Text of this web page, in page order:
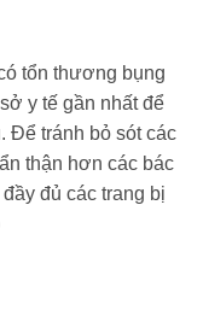
tổn thương bụng
y tế gần nhất để
Để tránh bỏ sót các
thận hơn các bác
đủ các trang bị